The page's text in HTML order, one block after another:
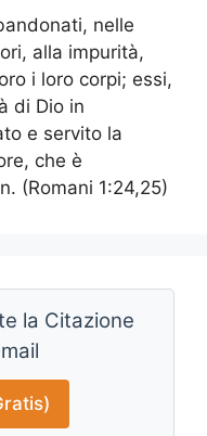
nelle
alla impurità,
i loro corpi; essi,
di Dio in
e servito la
che è
(Romani 1:24,25)
la Citazione